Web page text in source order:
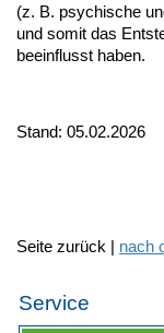
(z. B. psychische
und somit das
beeinflusst haben.
Stand: 05.02.2026
Seite zurück | nach
Service